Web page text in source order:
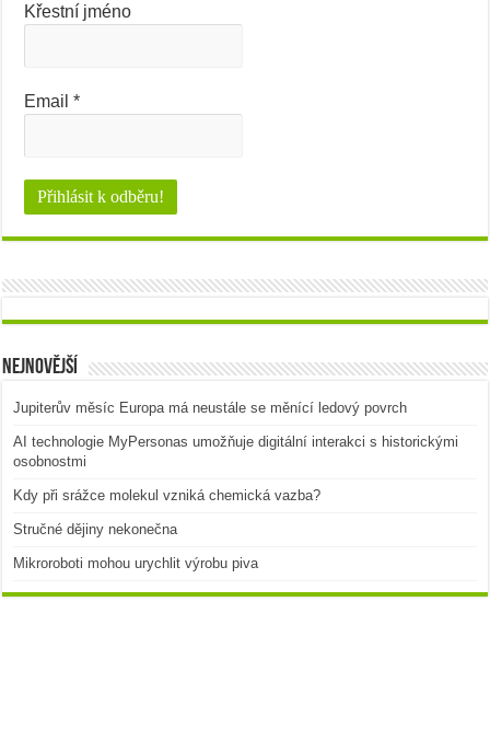
Křestní jméno
Email*
Nejnovější
Jupiterův měsíc Europa má neustále se měnící ledový povrch
AI technologie MyPersonas umožňuje digitální interakci s historickými
osobnostmi
Kdy při srážce molekul vzniká chemická vazba?
Stručné dějiny nekonečna
Mikroroboti mohou urychlit výrobu piva